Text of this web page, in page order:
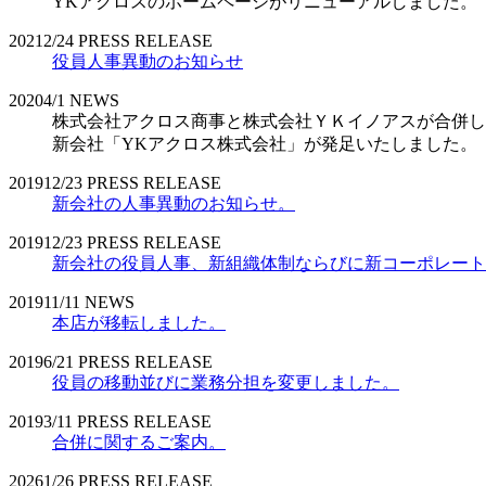
2021 2/24 PRESS RELEASE
役員人事異動のお知らせ
20204/1 NEWS
株式会社アクロス商事と株式会社ＹＫイノアスが合併し
新会社「YKアクロス株式会社」が発足いたしました。
201912/23 PRESS RELEASE
新会社の人事異動のお知らせ。
201912/23 PRESS RELEASE
新会社の役員人事、新組織体制ならびに新コーポレート
201911/11 NEWS
本店が移転しました。
20196/21 PRESS RELEASE
役員の移動並びに業務分担を変更しました。
20193/11 PRESS RELEASE
合併に関するご案内。
20261/26 PRESS RELEASE